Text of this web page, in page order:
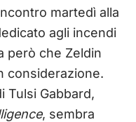
martedì alla
agli incendi
però che Zeldin
considerazione.
Tulsi Gabbard,
, sembra